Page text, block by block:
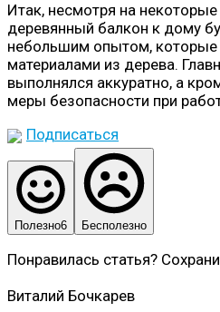
Итак, несмотря на
деревянный балкон к дому
небольшим опытом,
материалами из дерева.
выполнялся аккуратно, а
меры безопасности при
Подписаться
Полезно6 Бесполезно
Понравилась статья?
Виталий Бочкарев